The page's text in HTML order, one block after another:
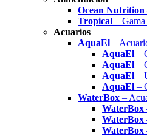
Ocean Nutrition
Tropical –
Acuarios
AquaEl –
AquaEl –
AquaEl –
AquaEl –
AquaEl –
WaterBox –
WaterBox
WaterBox
WaterBox